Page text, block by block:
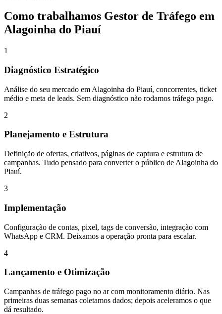
Como trabalhamos Gestor de Tráfego em
Alagoinha do Piauí
1
Diagnóstico Estratégico
Análise do seu mercado em Alagoinha do Piauí, concorrentes, ticket
médio e meta de leads. Sem diagnóstico não rodamos tráfego pago.
2
Planejamento e Estrutura
Definição de ofertas, criativos, páginas de captura e estrutura de
campanhas. Tudo pensado para converter o público de Alagoinha do
Piauí.
3
Implementação
Configuração de contas, pixel, tags de conversão, integração com
WhatsApp e CRM. Deixamos a operação pronta para escalar.
4
Lançamento e Otimização
Campanhas de tráfego pago no ar com monitoramento diário. Nas
primeiras duas semanas coletamos dados; depois aceleramos o que
dá resultado.